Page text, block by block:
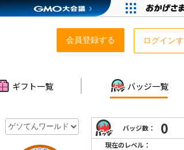
会員登録する ログイン
ギフト一覧 バッジ一覧
バッジ数： 0
現在のレベル：